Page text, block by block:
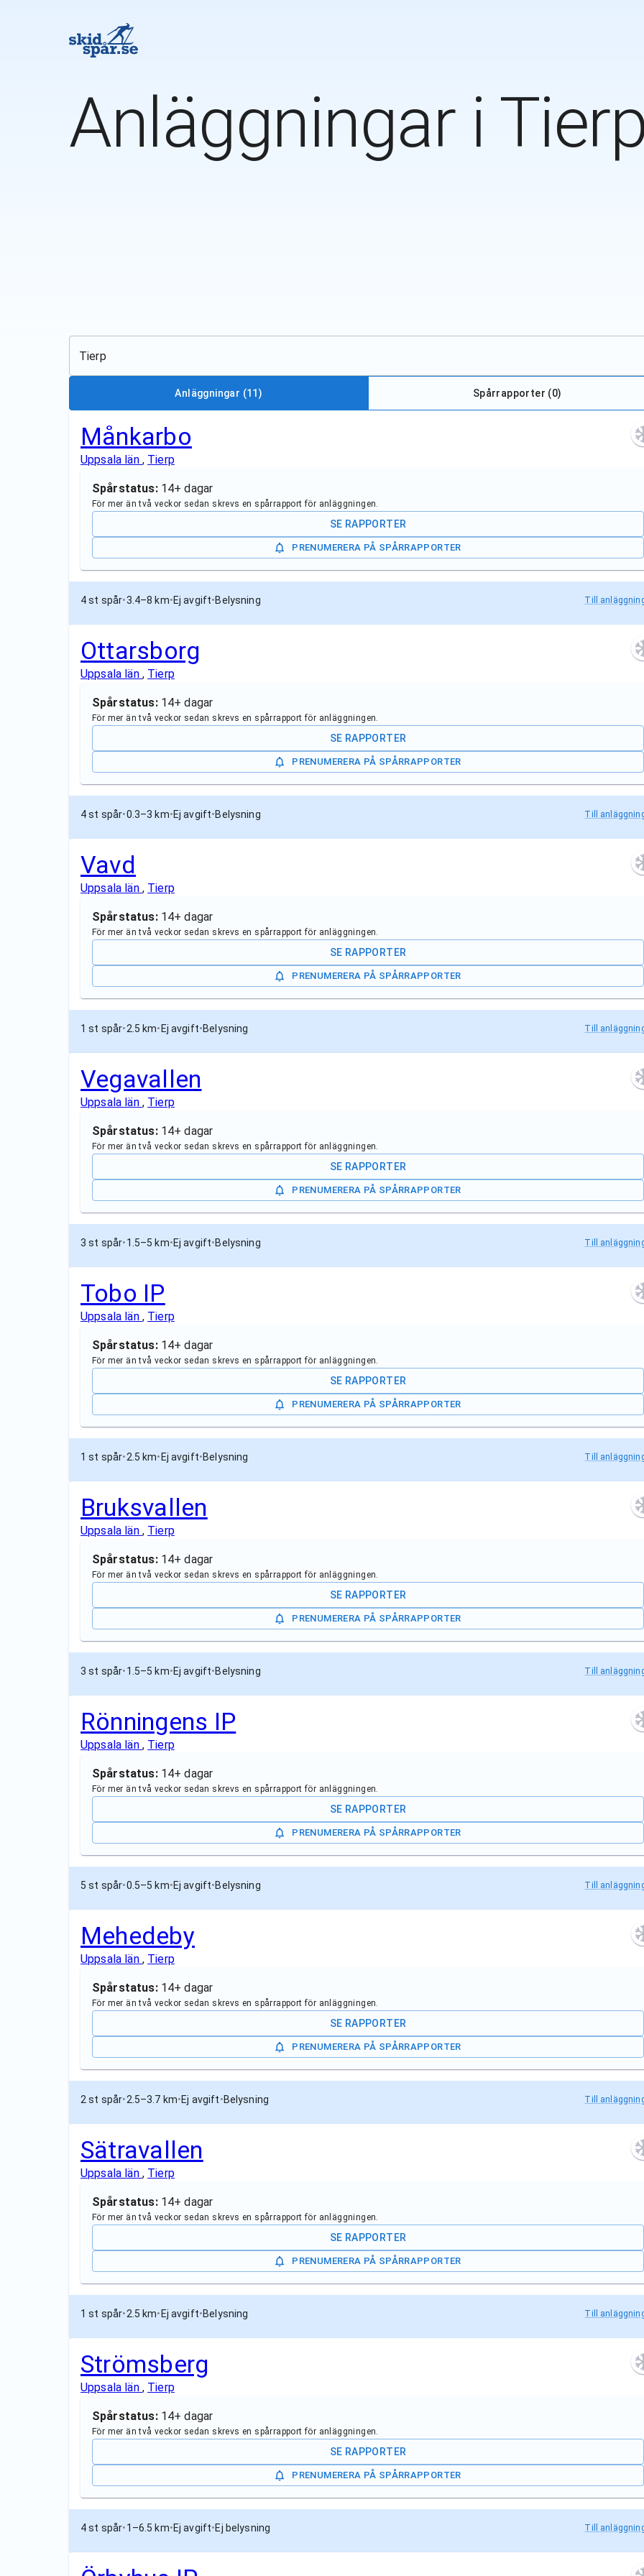
Anläggningar i
Tierp
Anläggningar (11) Spårrapporter (0)
Månkarbo
Uppsala län , Tierp
Spårstatus: 14+ dagar
För mer än två veckor sedan skrevs en spårrapport för anläggningen.
SE RAPPORTER
PRENUMERERA PÅ SPÅRRAPPORTER
4 st spår•3.4–8 km•Ej avgift•Belysning Till
Ottarsborg
Uppsala län , Tierp
Spårstatus: 14+ dagar
För mer än två veckor sedan skrevs en spårrapport för anläggningen.
SE RAPPORTER
PRENUMERERA PÅ SPÅRRAPPORTER
4 st spår•0.3–3 km•Ej avgift•Belysning Till
Vavd
Uppsala län , Tierp
Spårstatus: 14+ dagar
För mer än två veckor sedan skrevs en spårrapport för anläggningen.
SE RAPPORTER
PRENUMERERA PÅ SPÅRRAPPORTER
1 st spår•2.5 km• Ej avgift•Belysning Till
Vegavallen
Uppsala län , Tierp
Spårstatus: 14+ dagar
För mer än två veckor sedan skrevs en spårrapport för anläggningen.
SE RAPPORTER
PRENUMERERA PÅ SPÅRRAPPORTER
3 st spår•1.5–5 km•Ej avgift•Belysning Till
Tobo IP
Uppsala län , Tierp
Spårstatus: 14+ dagar
För mer än två veckor sedan skrevs en spårrapport för anläggningen.
SE RAPPORTER
PRENUMERERA PÅ SPÅRRAPPORTER
1 st spår•2.5 km• Ej avgift•Belysning Till
Bruksvallen
Uppsala län , Tierp
Spårstatus: 14+ dagar
För mer än två veckor sedan skrevs en spårrapport för anläggningen.
SE RAPPORTER
PRENUMERERA PÅ SPÅRRAPPORTER
3 st spår•1.5–5 km•Ej avgift•Belysning Till
Rönningens IP
Uppsala län , Tierp
Spårstatus: 14+ dagar
För mer än två veckor sedan skrevs en spårrapport för anläggningen.
SE RAPPORTER
PRENUMERERA PÅ SPÅRRAPPORTER
5 st spår•0.5–5 km•Ej avgift•Belysning Till
Mehedeby
Uppsala län , Tierp
Spårstatus: 14+ dagar
För mer än två veckor sedan skrevs en spårrapport för anläggningen.
SE RAPPORTER
PRENUMERERA PÅ SPÅRRAPPORTER
2 st spår•2.5–3.7 km•Ej avgift•Belysning Till
Sätravallen
Uppsala län , Tierp
Spårstatus: 14+ dagar
För mer än två veckor sedan skrevs en spårrapport för anläggningen.
SE RAPPORTER
PRENUMERERA PÅ SPÅRRAPPORTER
1 st spår•2.5 km• Ej avgift•Belysning Till
Strömsberg
Uppsala län , Tierp
Spårstatus: 14+ dagar
För mer än två veckor sedan skrevs en spårrapport för anläggningen.
SE RAPPORTER
PRENUMERERA PÅ SPÅRRAPPORTER
4 st spår•1–6.5 km•Ej avgift•Ej belysning Till